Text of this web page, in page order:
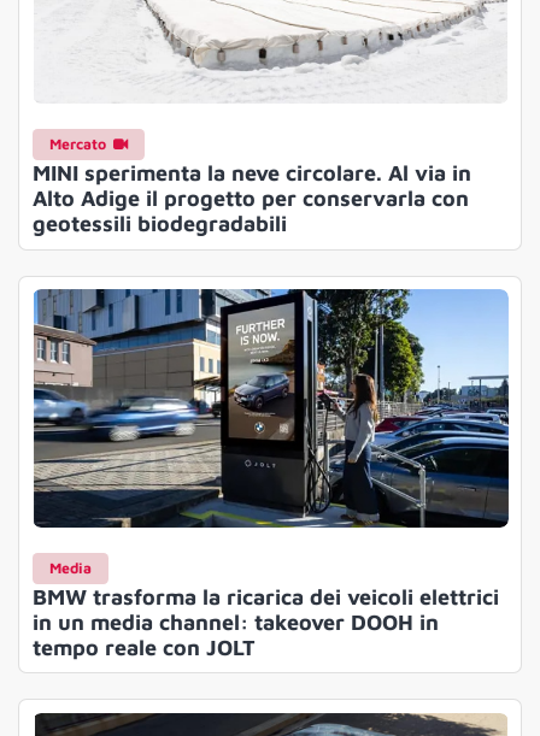
Mercato
MINI sperimenta la neve circolare. Al via in
Alto Adige il progetto per conservarla con
geotessili biodegradabili
Media
BMW trasforma la ricarica dei veicoli elettrici
in un media channel: takeover DOOH in
tempo reale con JOLT